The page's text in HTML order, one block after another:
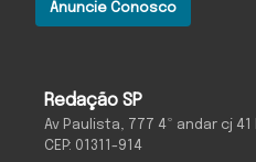
Redação SP
Av Paulista, 777 4º andar cj
CEP: 01311-914
Anuncie Conosco